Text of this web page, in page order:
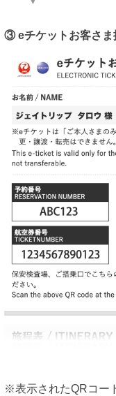
③ eチケットお客さま
※表示されたQRコー